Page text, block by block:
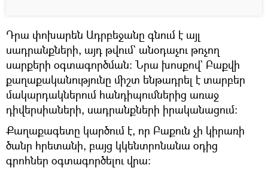
Դրա փոխարեն Ադրբեջանը գնում է այլ
սադրանքների, այդ թվում` անօդաչու թռչող
սարքերի օգտագործման։ Նրա խոսքով` Բաքվի
քաղաքականությունը միշտ ենթադրել է տարբեր
մակարդակներում հանդիպումներից առաջ
դիվերսիաների, սադրանքների իրականացում։
Քաղաքագետը կարծում է, որ Բաքուն չի կիրառի
ծանր հրետանի, բայց կկենտրոնանա օդից
գրոհներ օգտագործելու վրա։